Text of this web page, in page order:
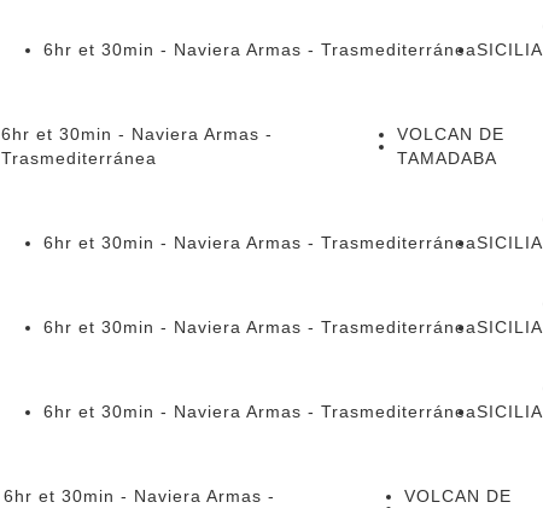
6hr et 30min - Naviera Armas - TrasmediterráneaSICILIA
6hr et 30min - Naviera Armas -
Trasmediterránea
VOLCAN DE
TAMADABA
6hr et 30min - Naviera Armas - TrasmediterráneaSICILIA
6hr et 30min - Naviera Armas - TrasmediterráneaSICILIA
6hr et 30min - Naviera Armas - TrasmediterráneaSICILIA
6hr et 30min - Naviera Armas -
VOLCAN DE